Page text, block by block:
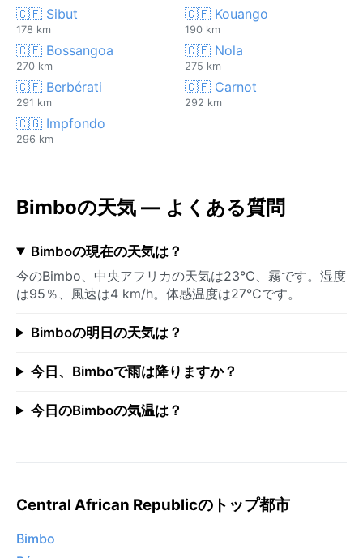
🇨🇫 Sibut
178 km
🇨🇫 Kouango
190 km
🇨🇫 Bossangoa
270 km
🇨🇫 Nola
275 km
🇨🇫 Berbérati
291 km
🇨🇫 Carnot
292 km
🇨🇬 Impfondo
296 km
Bimboの天気 — よくある質問
Bimboの現在の天気は？
今のBimbo、中央アフリカの天気は23°C、霧です。湿度
は95％、風速は4 km/h。体感温度は27°Cです。
Bimboの明日の天気は？
今日、Bimboで雨は降りますか？
今日のBimboの気温は？
Central African Republicのトップ都市
Bimbo